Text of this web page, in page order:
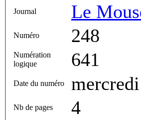
Journal Le
Numéro 248
Numération
logique
641
Date du numéro
Nb de pages 4